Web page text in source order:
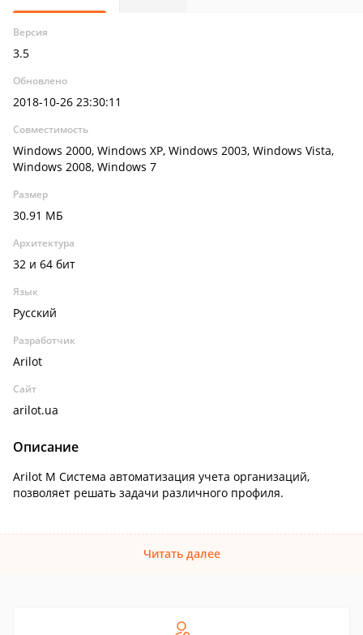
Версия
3.5
Обновлено
2018-10-26 23:30:11
Совместимость
Windows 2000, Windows XP, Windows 2003, Windows Vista,
Windows 2008, Windows 7
Размер
30.91 МБ
Архитектура
32 и 64 бит
Язык
Русский
Разработчик
Arilot
Сайт
arilot.ua
Описание
Arilot M Cистема автоматизация учета организаций,
позволяет решать задачи различного профиля.
Читать далее